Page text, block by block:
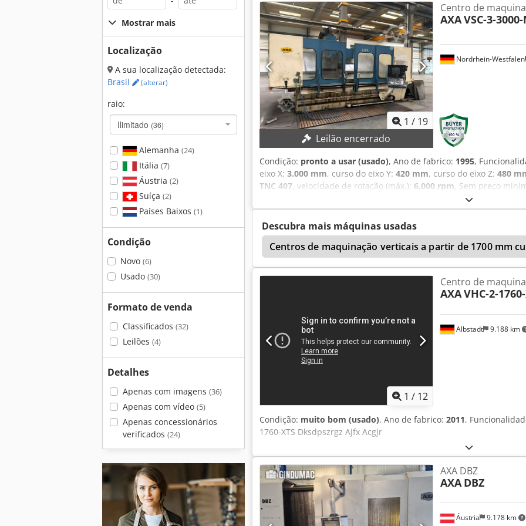
Mostrar mais
Localização
A sua localização detectada:
Brasil
(alterar)
raio:
Ilimitado (36)
Alemanha (24)
Itália (7)
Áustria (2)
Suíça (2)
Países Baixos (1)
Condição
Novo (6)
Usado (30)
Formato de venda
Classificados (32)
Leilões (4)
Detalhes
Apenas com imagens (36)
Apenas com vídeo (5)
Apenas concessionários
verificados (24)
concebido para duas zonas de fixação de 700 mm cada, para
Usx Acgjkr
1 / 19
Leilão encerrado
Nordrhein-Westfalen
Centro de
AXAVSC-3-
Condição: pronto a usar (usado), Ano de fabrico: 1995,
eixo X: 3.000 mm, curso do eixo Y: 420 mm, curso do eixo Z: 480
TNC 407, velocidade de rotação (máx.): 6.000 rpm, Sem preço
DETALHES TÉCNICOS Dsdpfxozncnqe Acgokr Curso do eixo X:
eixo Z: 480 mm Dimensões da mesa: aprox. 3.000 × 500 mm
6.000 rpm Trocador de ferramentas: 22 posições DETALHES DA
407 EQUIPAMENTO Cabeçote de fresagem angular/universal
Documentação/Manual Usinagem de 4/5 eixos: possível Usinagem
Descubra mais máquinas usadas
Centros de maquinação verticais a partir de 1700 mm
Centro De Usinagem 5 Eixos
1 / 12
Albstadt 9.188 km
Centro de
AXAVHC-2-
Condição: muito bom (usado), Ano de fabrico: 2011,
1760-XTS Dksdpszrgz Ajfx Acgjr
Áustria 9.178 km
AXA DBZ
AXA DBZ